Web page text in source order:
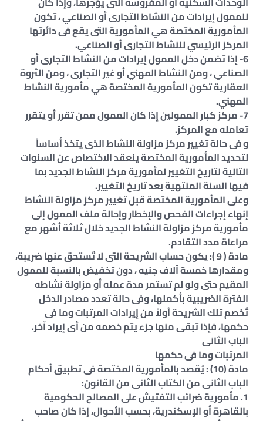
للممول إيرادات من النشاط التجارى أو الصناعي ، تكون
المأمورية المختصة هي المأمورية التى يقع فى دائرتها
المركز الرئيسي للنشاط التجارى أو الصناعي.
6- إذا تضمن دخل الممول إيرادات من النشاط التجارى أو
الصناعي ، ومن النشاط المهني أو غير التجارى ، ومن الثروة
العقارية تكون المأمورية المختصة هي مأمورية النشاط
المهني.
7- مركز كبار الممولين إذا كان الممول ممن تقرر أو يتقرر
تعامله مع المركز.
و فى حالة تغيير مركز مزاولة النشاط الذى يتخذ أساساً
لتحديد المأمورية المختصة ينعقد الاختصاص عن السنوات
التالية لتاريخ التغيير لمأمورية مركز النشاط الجديد بما
فيها السنة المنتهية بعد تاريخ التغيير.
وعلى المأمورية المختصة قبل تغيير مركز مزاولة النشاط
إنهاء إجراءات الفحص والإخطار وإحالة ملف الممول إلى
مأمورية مركز مزاولة النشاط الجديد خلال ثلاثة أشهر مع
مراعاة مدد التقادم.
مادة ( 9 ): يكون حساب الشريحة التى لا تُستحق عنها ضريبة،
ومقدارها خمسة آلاف جنيه ، دون تخفيض بالنسبة للممول
المقيم حتى ولو لم تستمر مدة عمله أو مزاولة نشاطه
الفترة الضريبية بأكملها، وفى حالة تعدد مصادر الدخل
تُخصم تلك الشريحة أولاً من إيرادات المرتبات وما فى
حكمها، فإذا تبقى منها جزء يتم خصمه من أى إيراد آخر.
الباب الثانى
المرتبات وما فى حكمها
مادة (10) : يُقصد بالمأمورية المختصة فى تطبيق أحكام
الباب الثانى من الكتاب الثانى من القانون:
1. مأمورية ضرائب التفتيش على المصالح الحكومية
بالقاهرة أو الإسكندرية، بحسب الأحوال، إذا كان صاحب